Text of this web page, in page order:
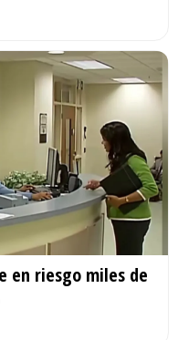
en riesgo miles de